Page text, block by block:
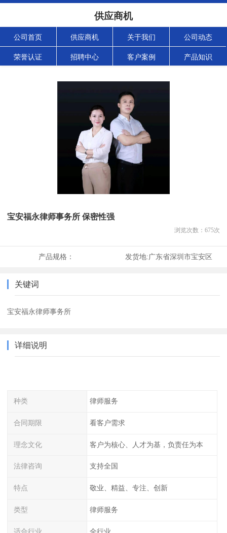
供应商机
公司首页 供应商机 关于我们 公司动态
荣誉认证 招聘中心 客户案例 产品知识
宝安福永律师事务所 保密性强
浏览次数： 675次
产品规格： 发货地:广东省深圳市宝安区
关键词
宝安福永律师事务所
详细说明
种类 律师服务
合同期限 看客户需求
理念文化 客户为核心、人才为基，负责任为本
法律咨询 支持全国
特点 敬业、精益、专注、创新
类型 律师服务